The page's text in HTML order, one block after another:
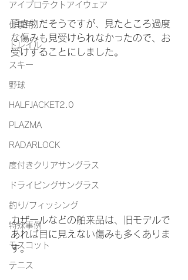
アイプロテクトアイウェア
仕事用
トレイル
スキー
野球
HALFJACKET2.0
PLAZMA
RADARLOCK
度付きクリアサングラス
ドライビングサングラス
釣り/フィッシング
特殊事例
モスコット
テニス
頂き物だそうですが、見たところ過度
な傷みも見受けられなかったので、お
受けすることにしました。
カザールなどの舶来品は、旧モデルで
あれば目に見えない傷みも多くありま
す。